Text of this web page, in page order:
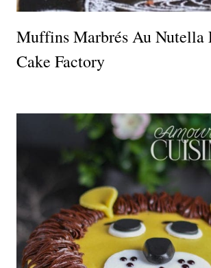
Muffins Marbrés Au Nutella
Cake Factory